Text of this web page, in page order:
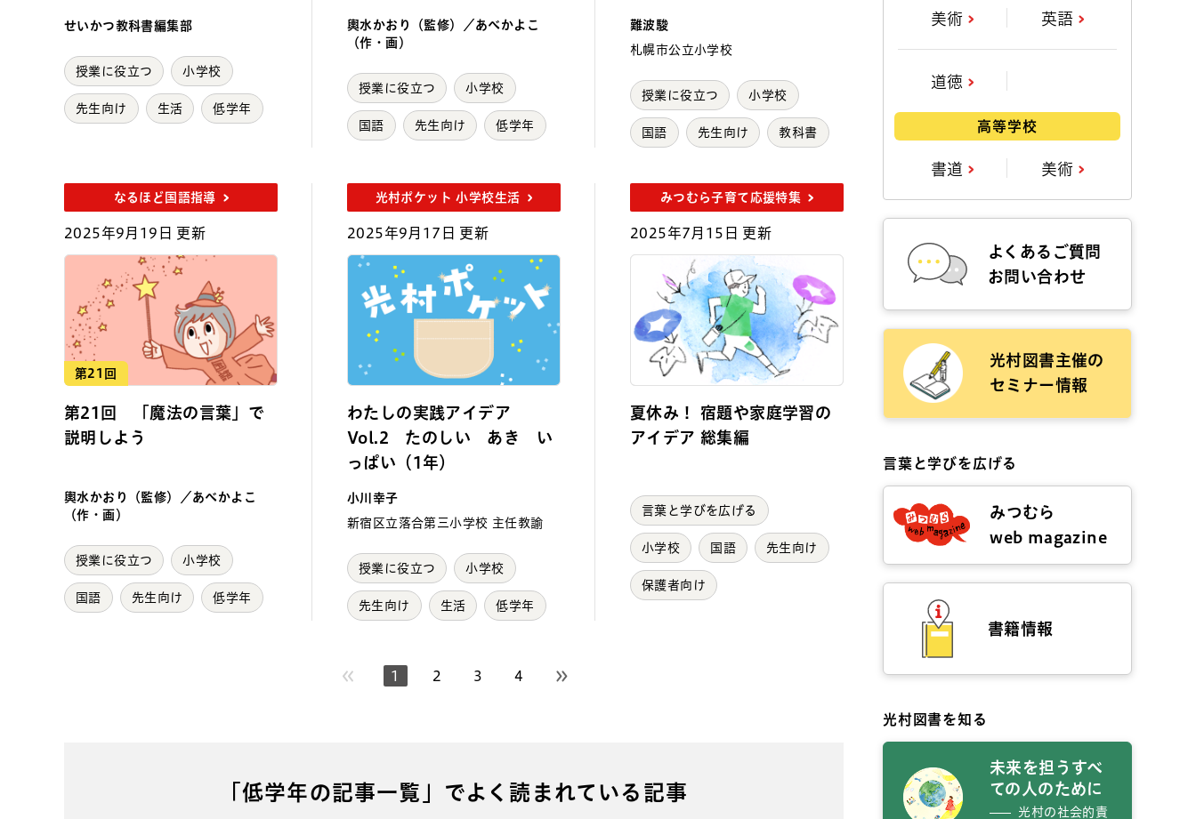
せいかつ教科書編集部
授業に役立つ 小学校
先生向け 生活 低学年
輿水かおり（監修）／あべかよこ
（作・画）
授業に役立つ 小学校
国語 先生向け 低学年
難波駿
札幌市公立小学校
授業に役立つ 小学校
国語 先生向け 教科書
なるほど国語指導
2025年9月19日 更新
第21回
第21回 「魔法の言葉」で
説明しよう
輿水かおり（監修）／あべかよこ
（作・画）
授業に役立つ 小学校
国語 先生向け 低学年
光村ポケット 小学校生活
2025年9月17日 更新
わたしの実践アイデア
Vol.2 たのしい あき い
っぱい（1年）
小川幸子
新宿区立落合第三小学校 主任教諭
授業に役立つ 小学校
先生向け 生活 低学年
みつむら子育て応援特集
2025年7月15日 更新
夏休み！ 宿題や家庭学習の
アイデア 総集編
言葉と学びを広げる
小学校 国語 先生向け
保護者向け
1 2 3 4 次のページへ
「低学年の記事一覧」でよく読まれている記事
美術 英語
道徳
高等学校
書道 美術
よくあるご質問
お問い合わせ
光村図書主催の
セミナー情報
言葉と学びを広げる
みつむら
web magazine
書籍情報
光村図書を知る
未来を担うすべ
ての人のために
光村の社会的責